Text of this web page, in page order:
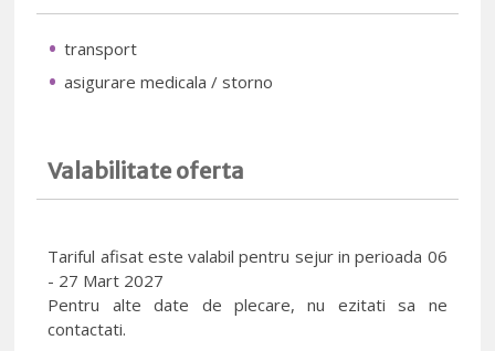
transport
asigurare medicala / storno
Valabilitate oferta
Tariful afisat este valabil pentru sejur in perioada 06
- 27 Mart 2027
Pentru alte date de plecare, nu ezitati sa ne
contactati.